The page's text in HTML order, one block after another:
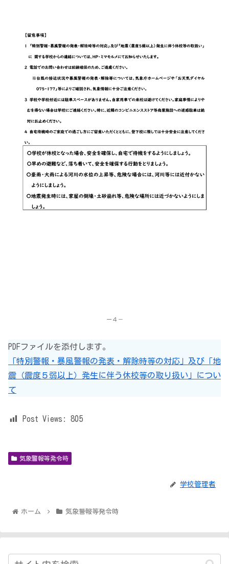
ー４－
PDFファイルを添付します。
「特別警報・暴風警報の発表・解除時等の対応」及び「地
震（震度５弱以上）発生に伴う休校等の取り扱い」につい
て
Post Views: 805
気象警報等発令時
学校管理者
ホーム 気象警報等発令時